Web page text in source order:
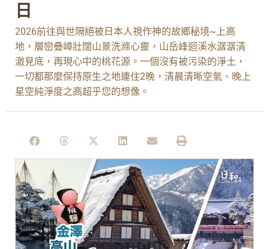
日
2026前往與世隔絕被日本人視作神的故鄉秘境~上高
地，層巒疊嶂壯闊山景洗滌心靈，山岳峰迴溪水潺潺清
澈見底，再現心中的桃花源。一個沒有被污染的淨土，
一切都那麼保持原生之地連住2晚，清晨清晰空氣、晚上
星空純淨度之高超乎您的想像。